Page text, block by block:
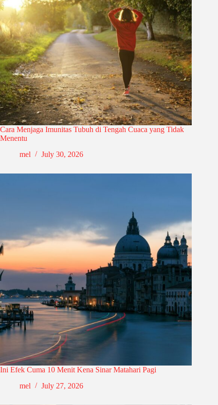
Cara Menjaga Imunitas Tubuh di Tengah Cuaca yang Tidak
Menentu
mel
July 30, 2026
Ini Efek Cuma 10 Menit Kena Sinar Matahari Pagi
mel
July 27, 2026